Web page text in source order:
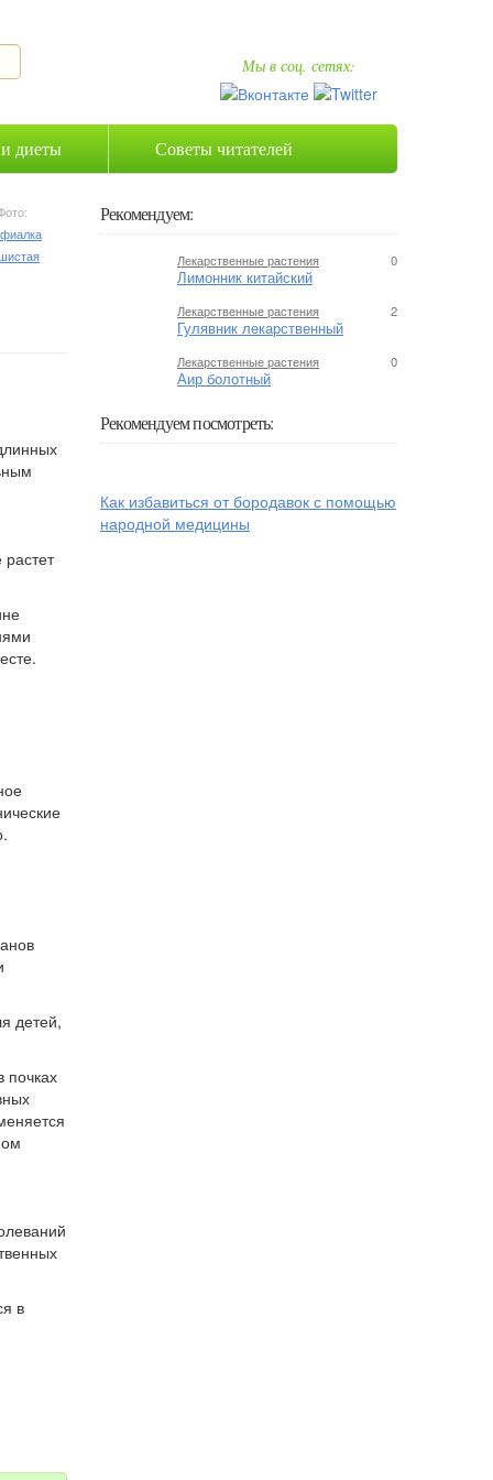
Мы в соц. сетях:
диеты Советы читателей
детей,
почках
в
Рекомендуем:
Лекарственные растения 0
Лимонник китайский
Лекарственные растения 2
Гулявник лекарственный
Лекарственные растения 0
Аир болотный
Рекомендуем посмотреть:
Как избавиться от бородавок с помощью
народной медицины